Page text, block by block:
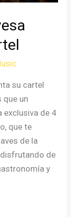
su cartel
que un
exclusiva de 4
que te
de la
de
y